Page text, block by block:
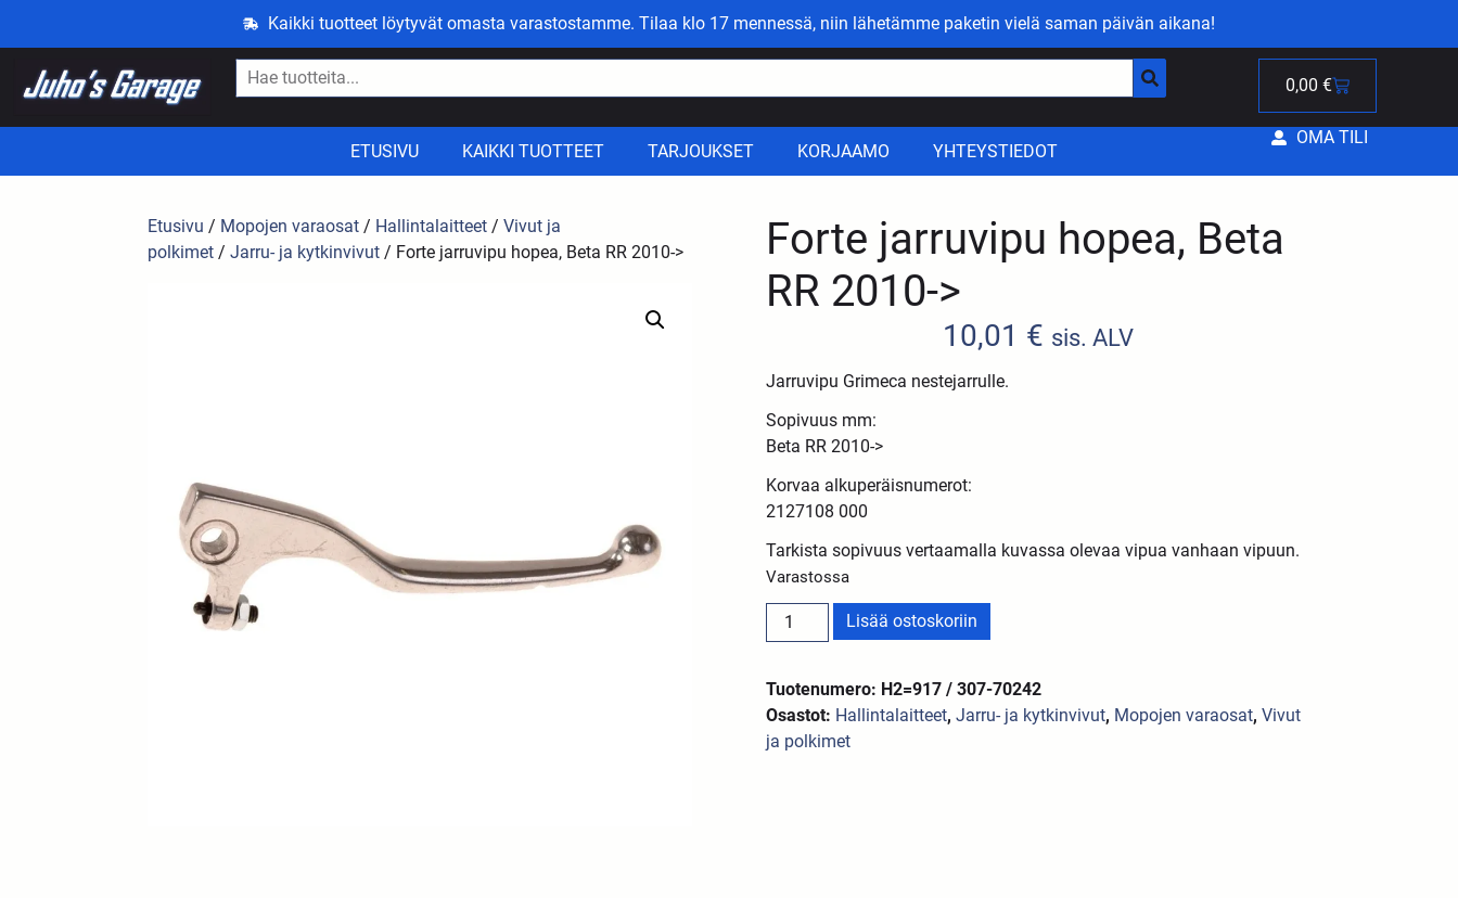
Kaikki tuotteet löytyvät omasta varastostamme. Tilaa klo 17 mennessä, niin lähetämme paketin vielä saman päivän aikana!
0,00 €
ETUSIVU KAIKKI TUOTTEET TARJOUKSET KORJAAMO YHTEYSTIEDOT
OMA TILI
Etusivu / Mopojen varaosat / Hallintalaitteet /Vivut ja
polkimet /Jarru- ja kytkinvivut / Forte jarruvipu hopea, Beta RR 2010->
Forte jarruvipu hopea, Beta
RR 2010->
10,01 € sis. ALV
Jarruvipu Grimeca nestejarrulle.
Sopivuus mm:
Beta RR 2010->
Korvaa alkuperäisnumerot:
2127108 000
Tarkista sopivuus vertaamalla kuvassa olevaa vipua vanhaan vipuun.
Varastossa
Lisää ostoskoriin
Tuotenumero: H2=917 / 307-70242
Osastot: Hallintalaitteet,Jarru- ja kytkinvivut, Mopojen varaosat,Vivut
ja polkimet